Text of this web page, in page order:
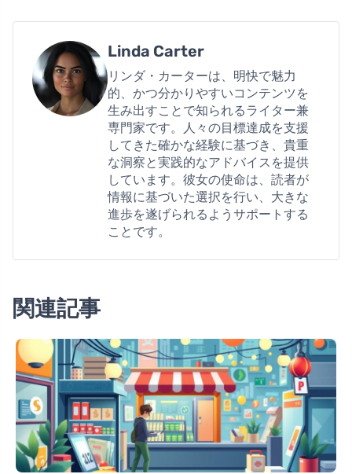
Linda Carter
リンダ・カーターは、明快で魅力
的、かつ分かりやすいコンテンツを
生み出すことで知られるライター兼
専門家です。人々の目標達成を支援
してきた確かな経験に基づき、貴重
な洞察と実践的なアドバイスを提供
しています。彼女の使命は、読者が
情報に基づいた選択を行い、大きな
進歩を遂げられるようサポートする
ことです。
関連記事